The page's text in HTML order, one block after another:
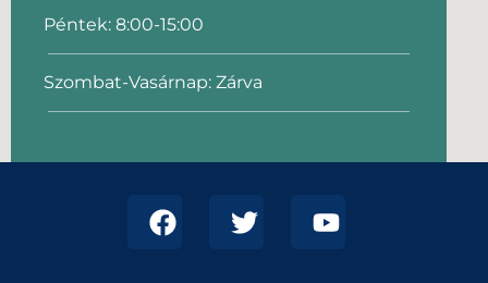
Péntek: 8:00-15:00
Szombat-Vasárnap: Zárva